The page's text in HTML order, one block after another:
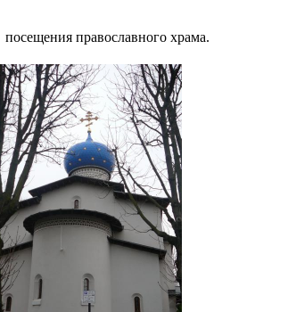
православного храма.